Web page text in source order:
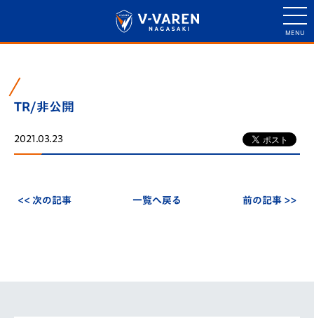
TR/非公開
2021.03.23
<< 次の記事 一覧へ戻る 前の記事 >>